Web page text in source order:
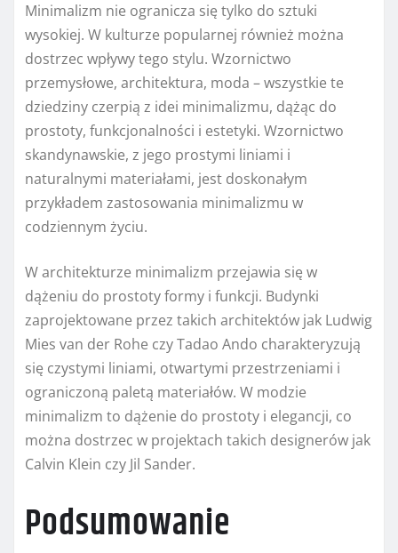
Minimalizm nie ogranicza się tylko do sztuki
wysokiej. W kulturze popularnej również można
dostrzec wpływy tego stylu. Wzornictwo
przemysłowe, architektura, moda – wszystkie te
dziedziny czerpią z idei minimalizmu, dążąc do
prostoty, funkcjonalności i estetyki. Wzornictwo
skandynawskie, z jego prostymi liniami i
naturalnymi materiałami, jest doskonałym
przykładem zastosowania minimalizmu w
codziennym życiu.
W architekturze minimalizm przejawia się w
dążeniu do prostoty formy i funkcji. Budynki
zaprojektowane przez takich architektów jak Ludwig
Mies van der Rohe czy Tadao Ando charakteryzują
się czystymi liniami, otwartymi przestrzeniami i
ograniczoną paletą materiałów. W modzie
minimalizm to dążenie do prostoty i elegancji, co
można dostrzec w projektach takich designerów jak
Calvin Klein czy Jil Sander.
Podsumowanie